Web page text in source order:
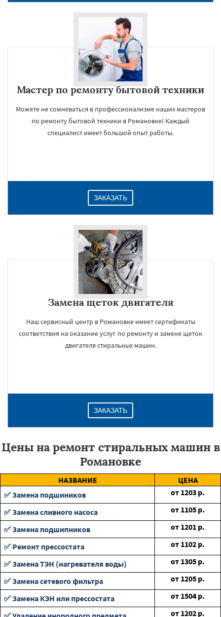
Мастер по ремонту бытовой техники
Можете не сомневаться в профессионализме наших мастеров
по ремонту бытовой техники в Романовке! Каждый
специалист имеет большой опыт работы.
ЗАКАЗАТЬ
Замена щеток двигателя
Наш сервисный центр в Романовке имеет сертификаты
соответствия на оказание услуг по ремонту и замене щеток
двигателя стиральных машин.
ЗАКАЗАТЬ
Цены на ремонт стиральных машин в
Романовке
НАЗВАНИЕ
ЦЕНА
✅ Замена подшиников
от 1203 р.
✅ Замена сливного насоса
от 1105 р.
✅ Замена подшипников
от 1201 р.
✅ Ремонт прессостата
от 1102 р.
✅ Замена ТЭН (нагревателя воды)
от 1305 р.
✅ Замена сетевого фильтра
от 1205 р.
✅ Замена КЭН или прессостата
от 1504 р.
от 1202 р.